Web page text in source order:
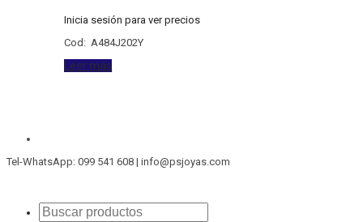
Inicia sesión para ver precios
Cod: A484J202Y
Leer más
Tel-WhatsApp: 099 541 608 | info@psjoyas.com